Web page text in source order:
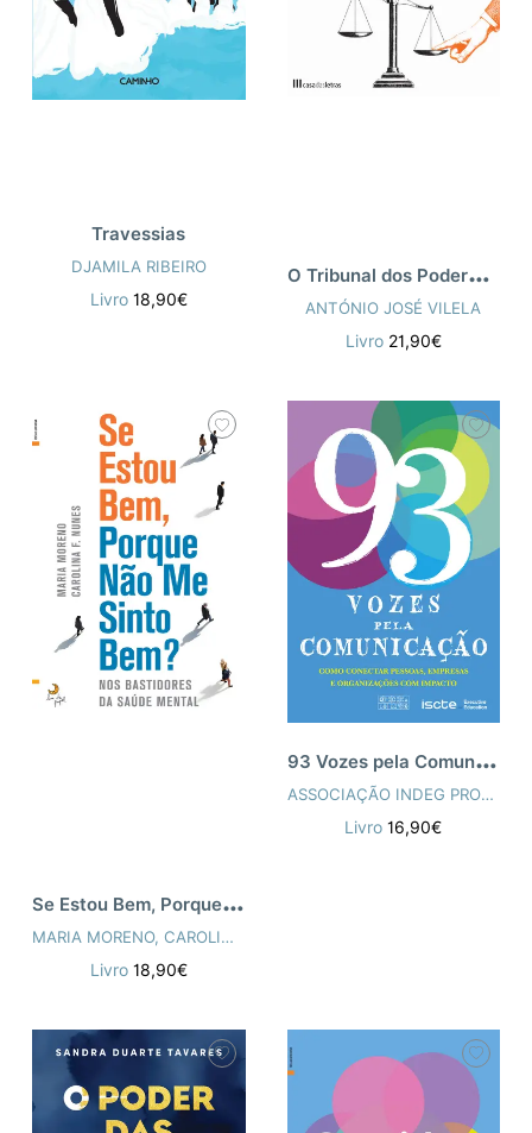
Travessias
DJAMILA RIBEIRO
Livro 18,90€
O
Tribunal dos Poderosos
ANTÓNIO JOSÉ VILELA
Livro 21,90€
S
e Estou Bem, Porque Não Me Sinto Bem
MARIA MORENO, CAROLINA FREITAS NUNES
Livro 18,90€
9
3 Vozes pela Comunicação
ASSOCIAÇÃO INDEG PROJECTO ISCTE
Livro16,90€